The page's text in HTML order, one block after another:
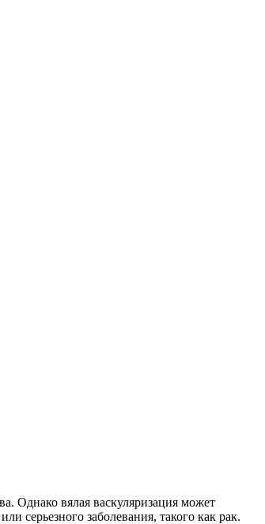
Однако вялая васкуляризация может
серьезного заболевания, такого как рак.